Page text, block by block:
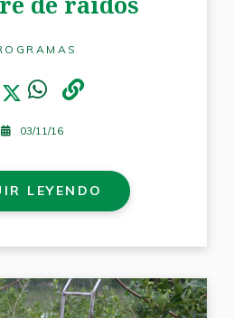
03/11/16
LEYENDO